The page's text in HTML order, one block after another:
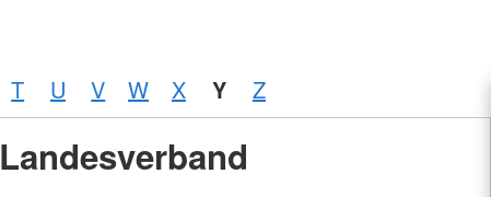
T U V W X Y Z
Landesverband